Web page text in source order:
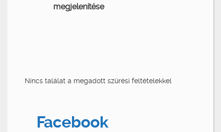
megjelenítése
Nincs találat a megadott szűrési feltételekkel
Facebook